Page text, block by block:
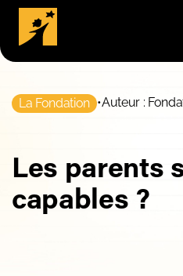
La Fondation •Auteur :
Les parents
capables ?